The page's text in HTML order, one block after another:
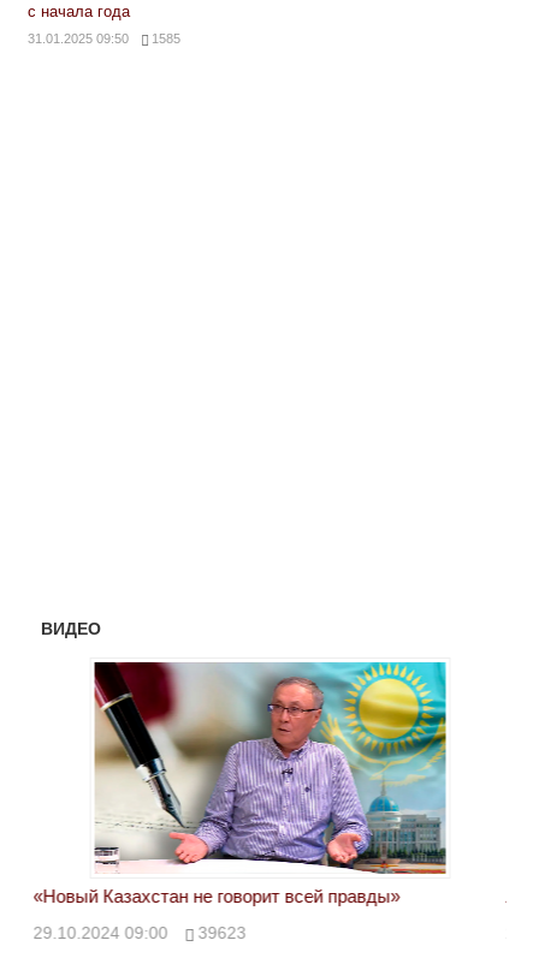
с начала года
31.01.2025 09:50 1585
ВИДЕО
«Новый Казахстан не говорит всей правды»
29.10.2024 09:00 39623